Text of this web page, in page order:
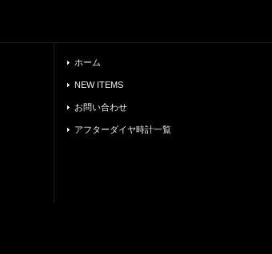
ホーム
NEW ITEMS
お問い合わせ
アフターダイヤ時計一覧